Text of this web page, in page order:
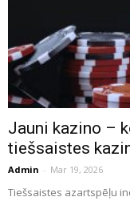
Jauni kazino –
tiešsaistes
Admin - Mar 19, 2026
Tiešsaistes azartspēļu